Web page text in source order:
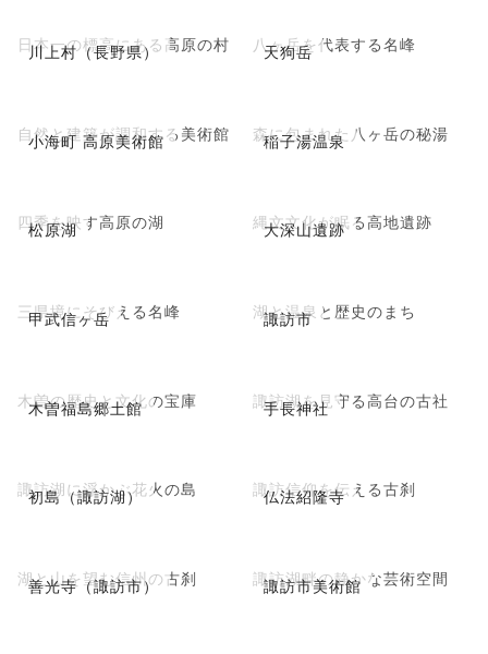
川上村（長野県）
日本一の標高にある高原の村 天狗岳
八ヶ岳を代表する名峰
小海町 高原美術館
自然と建築が調和する美術館 稲子湯温泉
森に包まれた八ヶ岳の秘湯
松原湖
四季を映す高原の湖 大深山遺跡
縄文文化が眠る高地遺跡
甲武信ヶ岳
三県境にそびえる名峰 諏訪市
湖と温泉と歴史のまち
木曽福島郷土館
木曽の歴史と文化の宝庫 手長神社
諏訪湖を見守る高台の古社
初島（諏訪湖）
諏訪湖に浮かぶ花火の島 仏法紹隆寺
諏訪信仰を伝える古刹
善光寺（諏訪市）
湖と山を望む信州の古刹 諏訪市美術館
諏訪湖畔の静かな芸術空間